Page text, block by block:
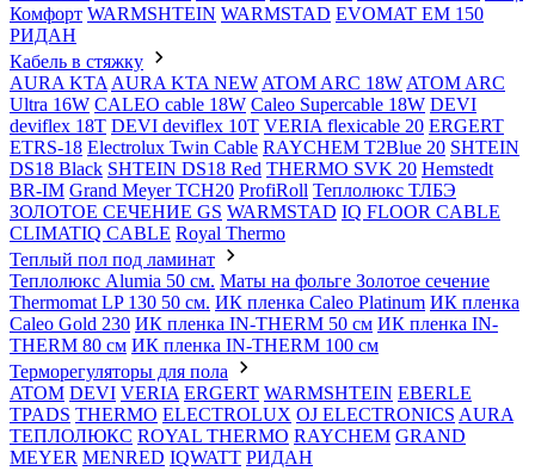
Комфорт WARMSHTEIN WARMSTAD EVOMAT EM 150
РИДАН
Кабель в стяжку
AURA KTA AURA KTA NEW ATOM ARC 18W ATOM ARC
Ultra 16W CALEO cable 18W Caleo Supercable 18W DEVI
deviflex 18T DEVI deviflex 10T VERIA flexicable 20 ERGERT
ETRS-18 Electrolux Twin Cable RAYCHEM T2Blue 20 SHTEIN
DS18 Black SHTEIN DS18 Red THERMO SVK 20 Hemstedt
BR-IM Grand Meyer TCH20 ProfiRoll Теплолюкс ТЛБЭ
ЗОЛОТОЕ СЕЧЕНИЕ GS WARMSTAD IQ FLOOR CABLE
CLIMATIQ CABLE Royal Thermo
Теплый пол под ламинат
Теплолюкс Alumia 50 см. Маты на фольге Золотое сечение
Thermomat LP 130 50 cм. ИК пленка Caleo Platinum ИК пленка
Caleo Gold 230 ИК пленка IN-THERM 50 см ИК пленка IN-
THERM 80 см ИК пленка IN-THERM 100 см
Терморегуляторы для пола
ATOM DEVI VERIA ERGERT WARMSHTEIN EBERLE
TPADS THERMO ELECTROLUX OJ ELECTRONICS AURA
ТЕПЛОЛЮКС ROYAL THERMO RAYCHEM GRAND
MEYER MENRED IQWATT РИДАН